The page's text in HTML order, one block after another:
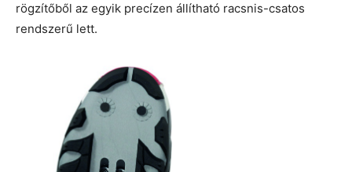
rögzítőből az egyik precízen állítható racsnis-csatos
rendszerű lett.